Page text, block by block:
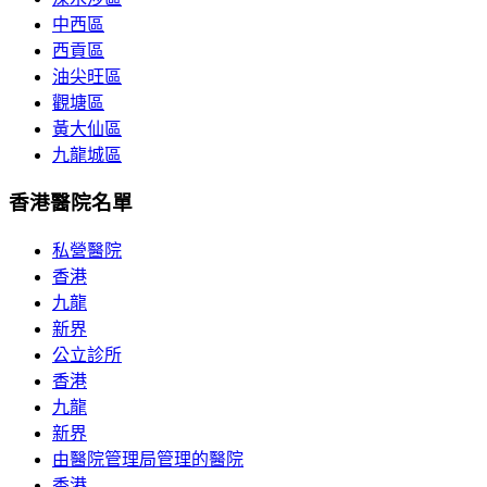
中西區
西貢區
油尖旺區
觀塘區
黃大仙區
九龍城區
香港醫院名單
私營醫院
香港
九龍
新界
公立診所
香港
九龍
新界
由醫院管理局管理的醫院